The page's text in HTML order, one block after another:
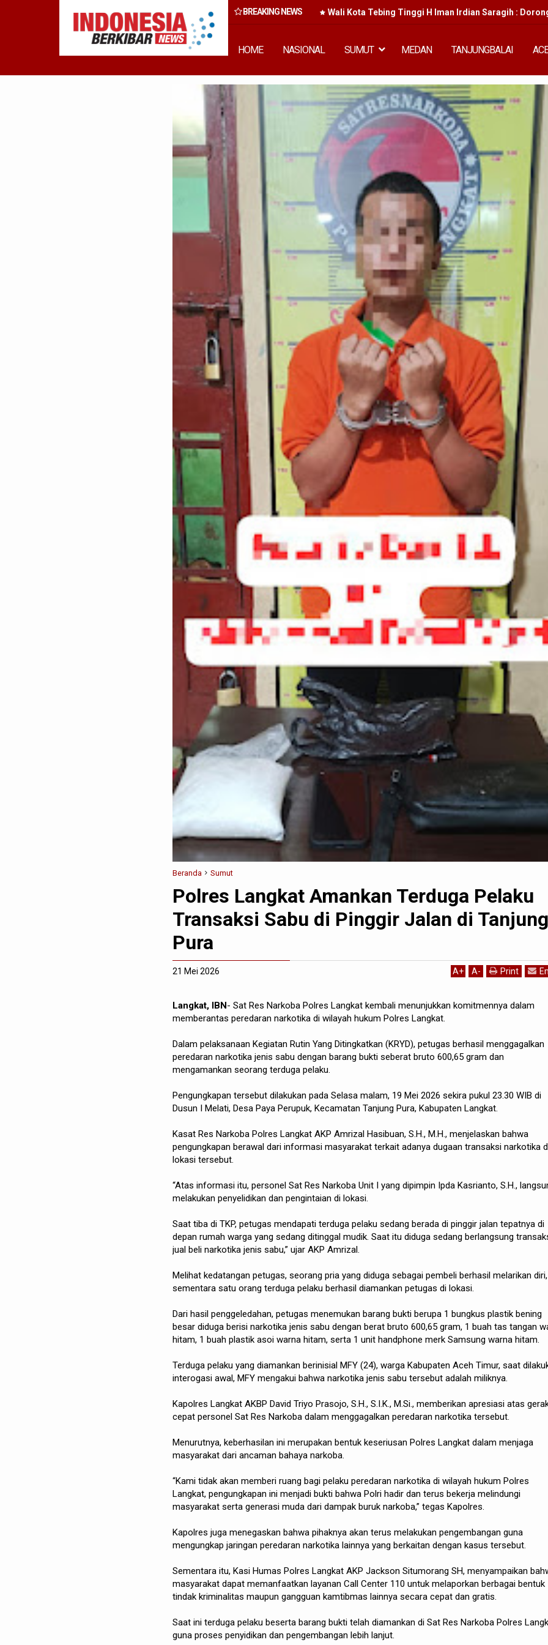
BREAKING NEWS
Percepatan Perda PBG Guna Penyederhanaan Layanan Cepat dan Murah Wali Kota Tebing Tinggi H Iman Irdian Saragih :
HOME NASIONAL SUMUT MEDAN TANJUNGBALAI
Beranda Sumut
Polres Langkat Amankan Terduga Pelaku
Transaksi Sabu di Pinggir Jalan di Tanjung
Pura
21 Mei 2026 A+ A- Print
Langkat, IBN - Sat Res Narkoba Polres Langkat kembali menunjukkan komitmennya dalam
memberantas peredaran narkotika di wilayah hukum Polres Langkat.
Dalam pelaksanaan Kegiatan Rutin Yang Ditingkatkan (KRYD), petugas berhasil menggagalkan
peredaran narkotika jenis sabu dengan barang bukti seberat bruto 600,65 gram dan
mengamankan seorang terduga pelaku.
Pengungkapan tersebut dilakukan pada Selasa malam, 19 Mei 2026 sekira pukul 23.30 WIB di
Dusun I Melati, Desa Paya Perupuk, Kecamatan Tanjung Pura, Kabupaten Langkat.
Kasat Res Narkoba Polres Langkat AKP Amrizal Hasibuan, S.H., M.H., menjelaskan bahwa
pengungkapan berawal dari informasi masyarakat terkait adanya dugaan transaksi narkotika
lokasi tersebut.
“Atas informasi itu, personel Sat Res Narkoba Unit I yang dipimpin Ipda Kasrianto, S.H.,
melakukan penyelidikan dan pengintaian di lokasi.
Saat tiba di TKP, petugas mendapati terduga pelaku sedang berada di pinggir jalan tepatnya di
depan rumah warga yang sedang ditinggal mudik. Saat itu diduga sedang berlangsung
jual beli narkotika jenis sabu,” ujar AKP Amrizal.
Melihat kedatangan petugas, seorang pria yang diduga sebagai pembeli berhasil melarikan diri,
sementara satu orang terduga pelaku berhasil diamankan petugas di lokasi.
Dari hasil penggeledahan, petugas menemukan barang bukti berupa 1 bungkus plastik bening
besar diduga berisi narkotika jenis sabu dengan berat bruto 600,65 gram, 1 buah tas tangan
hitam, 1 buah plastik asoi warna hitam, serta 1 unit handphone merk Samsung warna hitam.
Terduga pelaku yang diamankan berinisial MFY (24), warga Kabupaten Aceh Timur, saat
interogasi awal, MFY mengakui bahwa narkotika jenis sabu tersebut adalah miliknya.
Kapolres Langkat AKBP David Triyo Prasojo, S.H., S.I.K., M.Si., memberikan apresiasi atas
cepat personel Sat Res Narkoba dalam menggagalkan peredaran narkotika tersebut.
Menurutnya, keberhasilan ini merupakan bentuk keseriusan Polres Langkat dalam menjaga
masyarakat dari ancaman bahaya narkoba.
“Kami tidak akan memberi ruang bagi pelaku peredaran narkotika di wilayah hukum Polres
Langkat, pengungkapan ini menjadi bukti bahwa Polri hadir dan terus bekerja melindungi
masyarakat serta generasi muda dari dampak buruk narkoba,” tegas Kapolres.
Kapolres juga menegaskan bahwa pihaknya akan terus melakukan pengembangan guna
mengungkap jaringan peredaran narkotika lainnya yang berkaitan dengan kasus tersebut.
Sementara itu, Kasi Humas Polres Langkat AKP Jackson Situmorang SH, menyampaikan
masyarakat dapat memanfaatkan layanan Call Center 110 untuk melaporkan berbagai bentuk
tindak kriminalitas maupun gangguan kamtibmas lainnya secara cepat dan gratis.
Saat ini terduga pelaku beserta barang bukti telah diamankan di Sat Res Narkoba Polres
guna proses penyidikan dan pengembangan lebih lanjut.